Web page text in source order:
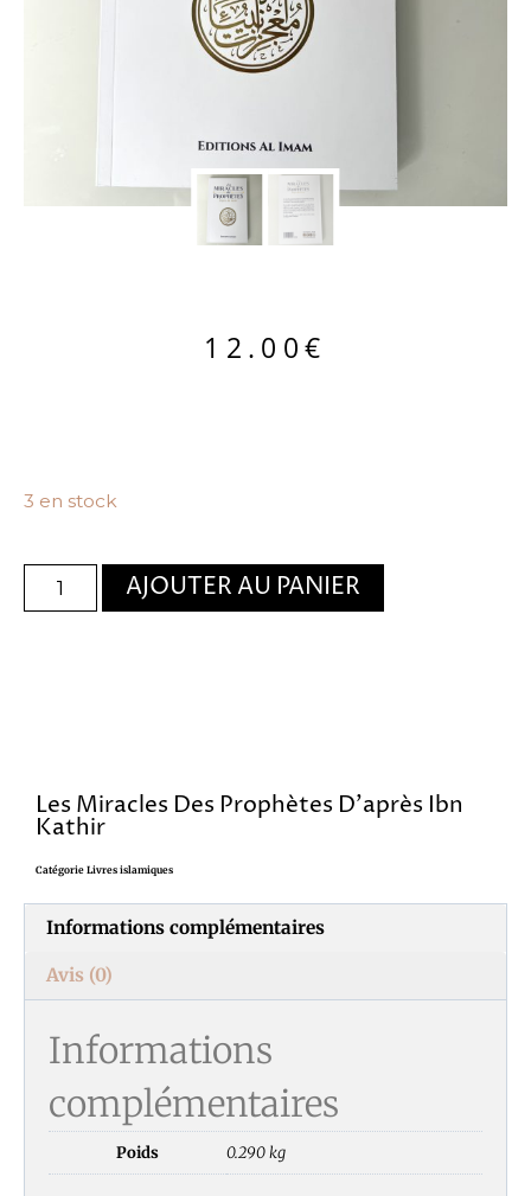
12.00€
3 en stock
AJOUTER AU PANIER
Les Miracles Des Prophètes D’après Ibn
Kathir
Catégorie Livres islamiques
Informations complémentaires
Avis (0)
Informations
complémentaires
Poids 0.290 kg